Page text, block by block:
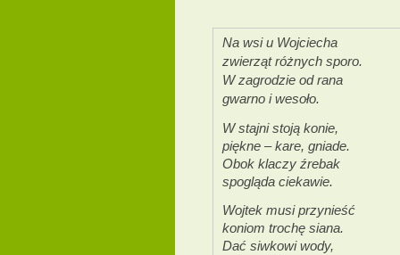
Na wsi u Wojciecha
zwierząt różnych sporo.
W zagrodzie od rana
gwarno i wesoło.
W stajni stoją konie,
piękne – kare, gniade.
Obok klaczy źrebak
spogląda ciekawie.
Wojtek musi przynieść
koniom trochę siana.
Dać siwkowi wody,